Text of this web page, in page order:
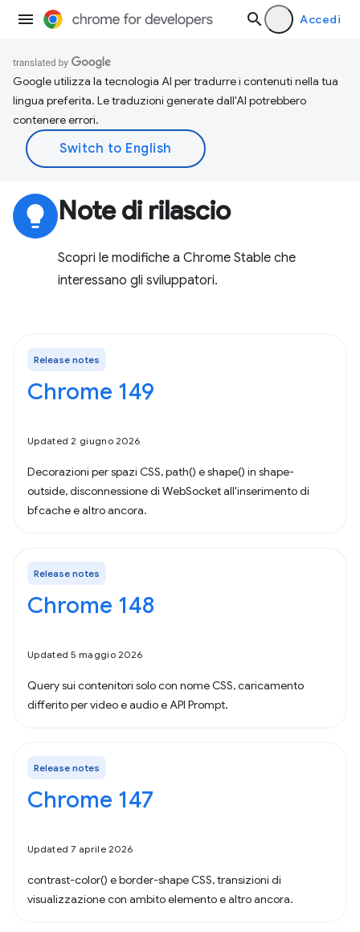
Accedi
Google utilizza la tecnologia AI per tradurre i contenuti nella tua
lingua preferita. Le traduzioni generate dall'AI potrebbero
contenere errori.
lightbulb Note di rilascio
Scopri le modifiche a Chrome Stable che
interessano gli sviluppatori.
Release notes
Chrome 149
Updated 2 giugno 2026
Decorazioni per spazi CSS, path() e shape() in shape-
outside, disconnessione di WebSocket all'inserimento di
bfcache e altro ancora.
Release notes
Chrome 148
Updated 5 maggio 2026
Query sui contenitori solo con nome CSS, caricamento
differito per video e audio e API Prompt.
Release notes
Chrome 147
Updated 7 aprile 2026
contrast-color() e border-shape CSS, transizioni di
visualizzazione con ambito elemento e altro ancora.